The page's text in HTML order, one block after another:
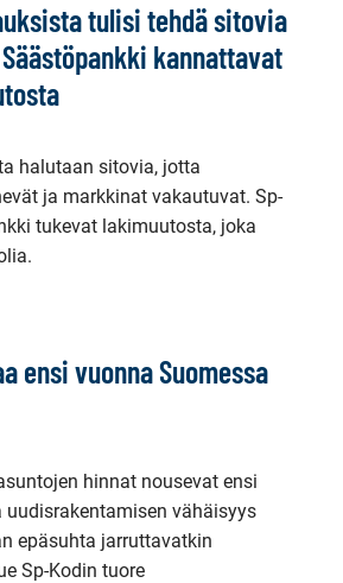
tulisi tehdä sitovia
kannattavat
halutaan sitovia, jotta
ja markkinat vakautuvat. Sp-
tukevat lakimuutosta, joka
ensi vuonna Suomessa
hinnat nousevat ensi
uudisrakentamisen vähäisyys
epäsuhta jarruttavatkin
Sp-Kodin tuore